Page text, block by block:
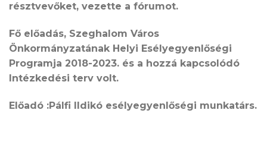
résztvevőket, vezette a fórumot.
Fő előadás, Szeghalom Város
Önkormányzatának Helyi Esélyegyenlőségi
Programja 2018-2023. és a hozzá kapcsolódó
Intézkedési terv volt.
Előadó :Pálfi Ildikó esélyegyenlőségi munkatárs.